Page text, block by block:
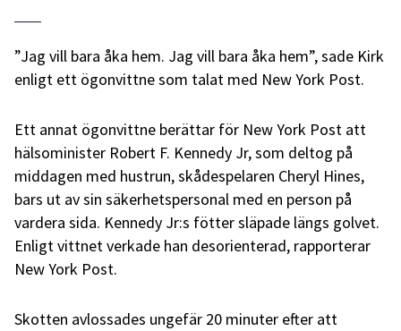
”Jag vill bara åka hem. Jag vill bara åka hem”, sade Kirk
enligt ett ögonvittne som talat med New York Post.
Ett annat ögonvittne berättar för New York Post att
hälsominister Robert F. Kennedy Jr, som deltog på
middagen med hustrun, skådespelaren Cheryl Hines,
bars ut av sin säkerhetspersonal med en person på
vardera sida. Kennedy Jr:s fötter släpade längs golvet.
Enligt vittnet verkade han desorienterad, rapporterar
New York Post.
Skotten avlossades ungefär 20 minuter efter att